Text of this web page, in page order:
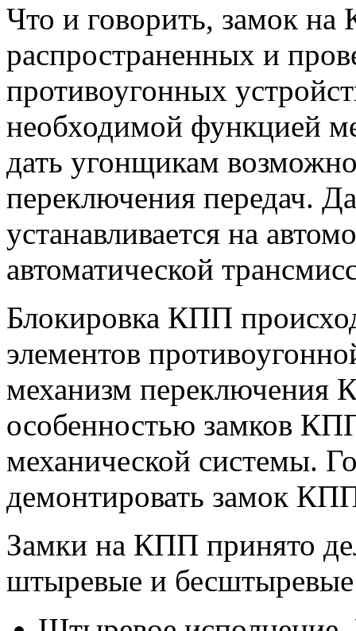
Что и говорить, замок
распространенных и
противоугонных
необходимой функцией
дать угонщикам
переключения передач.
устанавливается на
автоматической
Блокировка КПП
элементов
механизм переключения
особенностью замков
механической системы.
демонтировать замок
Замки на КПП принято
штыревые и бесштыревые